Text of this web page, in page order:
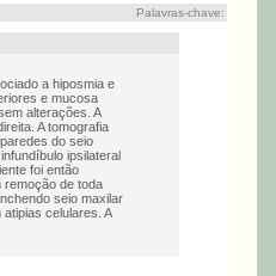
Palavras-chave:
a hiposmia e
e mucosa
alterações. A
A tomografia
do seio
ipsilateral
foi então
remoção de toda
seio maxilar
celulares. A